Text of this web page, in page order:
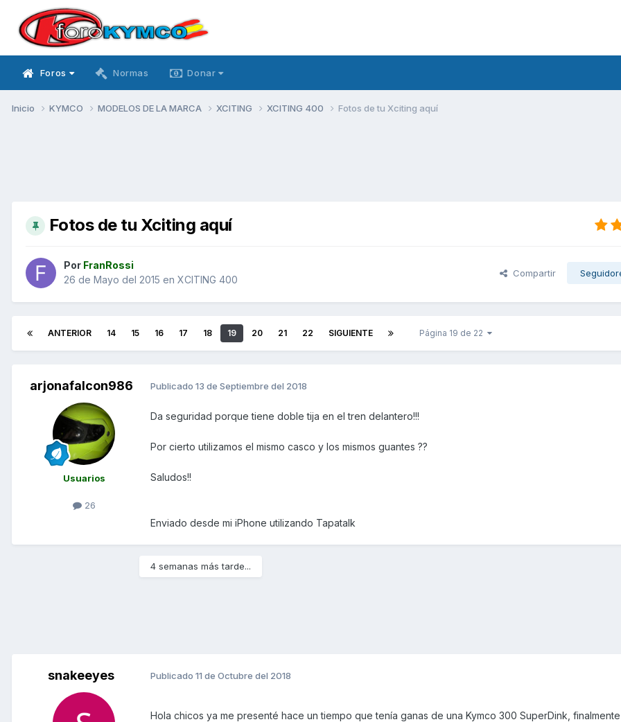
Foros Normas Donar
Inicio KYMCO MODELOS DE LA MARCA XCITING XCITING 400 Fotos de tu Xciting aquí
Fotos de tu Xciting aquí
Por FranRossi
26 de Mayo del 2015 en XCITING 400
Compartir
ANTERIOR 14 15 16 17 18 19 20 21 22 SIGUIENTE Página 19 de 22
arjonafalcon986
Usuarios
26
Publicado 13 de Septiembre del 2018
Da seguridad porque tiene doble tija en el tren delantero!!!
Por cierto utilizamos el mismo casco y los mismos guantes ??
Saludos!!
Enviado desde mi iPhone utilizando Tapatalk
4 semanas más tarde...
snakeeyes Publicado 11 de Octubre del 2018
Hola chicos ya me presenté hace un tiempo que tenía ganas de una Kymco 300 SuperDink,